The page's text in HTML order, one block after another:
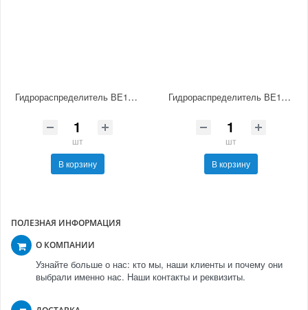
Гидрораспределитель ВЕ10.34-В Г12 НМ УХЛ4
шт
В корзину
Гидрораспределитель ВЕ10.14-В В110 НМ УХЛ4
шт
В корзину
ПОЛЕЗНАЯ ИНФОРМАЦИЯ
О КОМПАНИИ
Узнайте больше о нас: кто мы, наши клиенты и почему они
выбрали именно нас. Наши контакты и реквизиты.